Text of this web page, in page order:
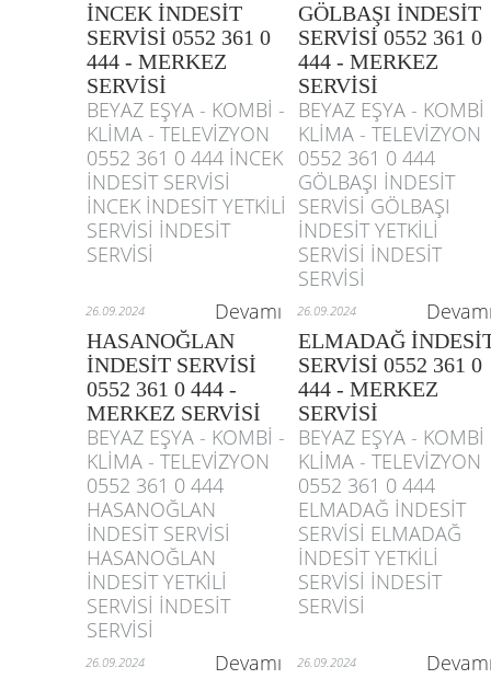
İNCEK İNDESİT
SERVİSİ 0552 361 0
444 - MERKEZ
SERVİSİ
GÖLBAŞI İNDESİT
SERVİSİ 0552 361 0
444 - MERKEZ
SERVİSİ
BEYAZ EŞYA - KOMBİ -
KLİMA - TELEVİZYON
0552 361 0 444 İNCEK
İNDESİT SERVİSİ
İNCEK İNDESİT YETKİLİ
SERVİSİ İNDESİT
SERVİSİ
BEYAZ EŞYA - KOMBİ
KLİMA - TELEVİZYON
0552 361 0 444
GÖLBAŞI İNDESİT
SERVİSİ GÖLBAŞI
İNDESİT YETKİLİ
SERVİSİ İNDESİT
SERVİSİ
26.09.2024 Devamı 26.09.2024
HASANOĞLAN
İNDESİT SERVİSİ
0552 361 0 444 -
MERKEZ SERVİSİ
ELMADAĞ
SERVİSİ 0552 361 0
444 - MERKEZ
SERVİSİ
BEYAZ EŞYA - KOMBİ -
KLİMA - TELEVİZYON
0552 361 0 444
HASANOĞLAN
İNDESİT SERVİSİ
HASANOĞLAN
İNDESİT YETKİLİ
SERVİSİ İNDESİT
SERVİSİ
BEYAZ EŞYA - KOMBİ
KLİMA - TELEVİZYON
0552 361 0 444
ELMADAĞ İNDESİT
SERVİSİ ELMADAĞ
İNDESİT YETKİLİ
SERVİSİ İNDESİT
SERVİSİ
26.09.2024 Devamı 26.09.2024